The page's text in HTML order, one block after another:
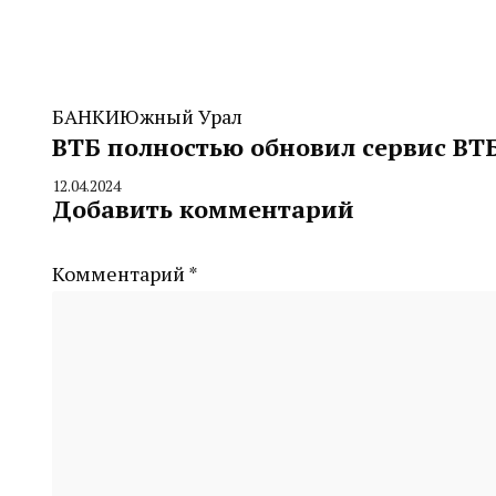
БАНКИЮжный Урал
ВТБ полностью обновил сервис
By
CHELINDUSTRY
12.04.2024
Добавить комментарий
Комментарий *